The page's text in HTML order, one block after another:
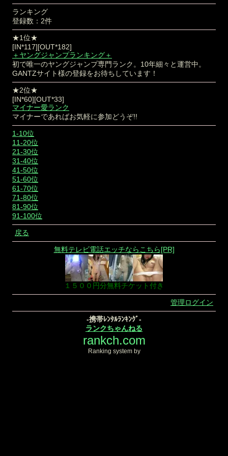
ランキング
登録数：2件
★1位★
[IN*117][OUT*182]
＋ヤングジャンプランキング＋
初で唯一のヤングジャンプ専門ランク。10年細々と運営中。
GANTZサイト様の登録をお待ちしています！
★2位★
[IN*60][OUT*33]
マイナー愛ランク
マイナーであればお気軽に参加どうぞ!!
1-10位
11-20位
21-30位
31-40位
41-50位
51-60位
61-70位
71-80位
81-90位
91-100位
戻る
無料テレビ電話エッチならこちら[PR]
１５００円分無料チケット付き
管理ログイン
-携帯ﾚﾝﾀﾙﾗﾝｷﾝｸﾞ-
ランクちゃんねる
rankch.com
Ranking system by